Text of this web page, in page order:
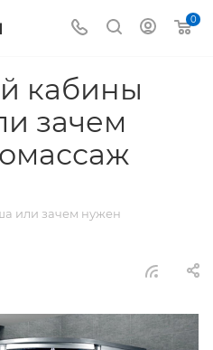
0
кабины
зачем
или зачем нужен